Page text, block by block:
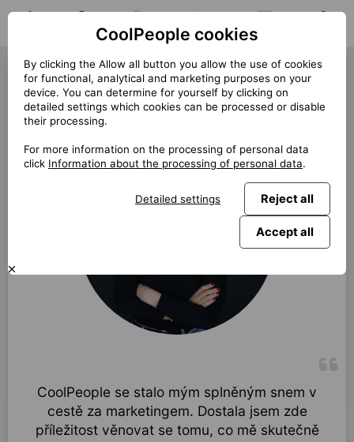
Job search My jobs Notifications Messages
Petra Sauerová👶
back
CoolPeople se stalo mým splněným snem v
cestě za marketingem. Dostala jsem zde
příležitost věnovat se tomu, co mě skutečně
CoolPeople cookies
By clicking the Allow all button you allow the use of cookies
for functional, analytical and marketing purposes on your
device. You can determine for yourself by clicking on
detailed settings which cookies can be processed or disable
their processing.
For more information on the processing of personal data
click Information about the processing of personal data.
Detailed settings Reject all
Accept all